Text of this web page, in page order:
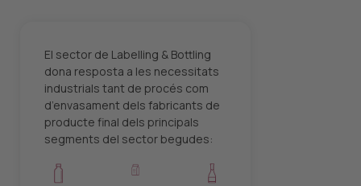
El sector de Labelling & Bottling
dona resposta a les necessitats
industrials tant de procés com
d’envasament dels fabricants de
producte final dels principals
segments del sector begudes: